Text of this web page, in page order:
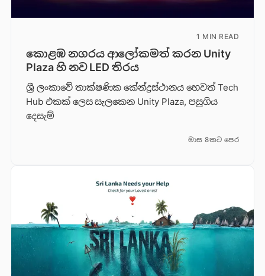
1 MIN READ
කොළඹ නගරය ආලෝකමත් කරන Unity
Plaza හි නව LED තිරය
ශ්‍රී ලංකාවේ තාක්ෂණික කේන්ද්‍රස්ථානය හෙවත් Tech
Hub එකක් ලෙස සැලකෙන Unity Plaza, පසුගිය
දෙසැම්
මාස 8කට පෙර